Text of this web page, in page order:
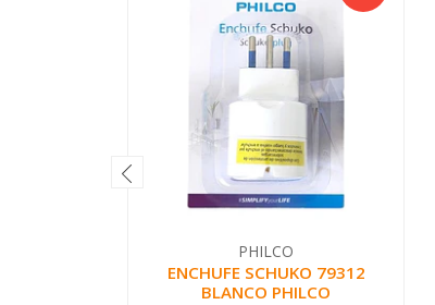
PHILCO
ENCHUFE SCHUKO 79312
BLANCO PHILCO